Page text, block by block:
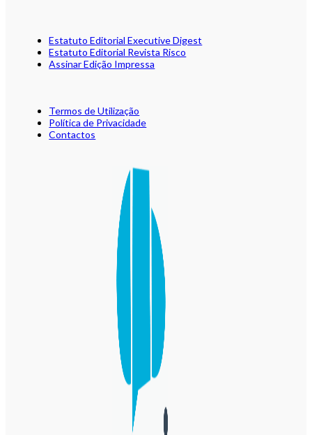
Estatuto Editorial Executive Digest
Estatuto Editorial Revista Risco
Assinar Edição Impressa
Termos de Utilização
Política de Privacidade
Contactos